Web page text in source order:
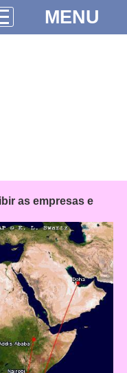
MENU
as empresas e